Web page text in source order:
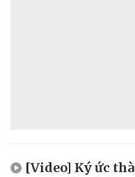
[Video] Ký ức